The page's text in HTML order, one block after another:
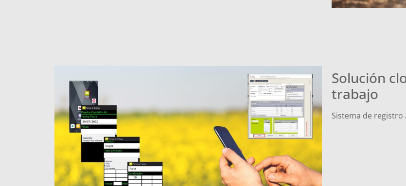
Solución
trabajo
Sistema de